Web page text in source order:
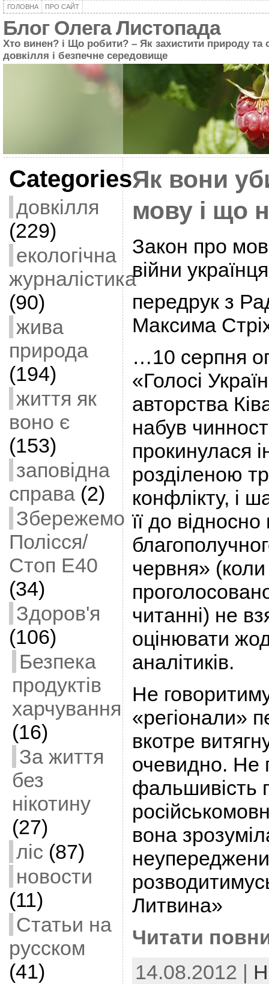
ГОЛОВНА ПРО САЙТ
Блог Олега Листопада
Хто винен? і Що робити? – Як захистити природу та
довкілля і безпечне середовище
Categories
довкілля
(229)
екологічна
журналістика
(90)
жива
природа
(194)
життя як
воно є
(153)
заповідна
справа(2)
Збережемо
Полісся/
Стоп Е40
(34)
Здоров'я
(106)
Безпека
продуктів
харчування
(16)
За життя
без
нікотину
(27)
ліс (87)
новости
(11)
Статьи на
русском
(41)
Як вони
мову і що
Закон про
війни
передрук з
Максима
…10 серпня
«Голосі
авторства
набув
прокинулася
розділеною
конфлікту, і
її до
червня»
читанні) не
оцінювати
аналітиків.
Не
«регіонали»
вкотре
очевидно. Не
фальшивість
вона
Литвина»
Читати
14.08.2012 |